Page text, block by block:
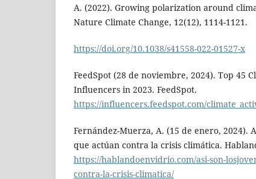
A. (2022). Growing polarization around
Nature Climate Change, 12(12), 1114-1121.
https://doi.org/10.1038/s41558-022-01527-x
FeedSpot (28 de noviembre, 2024). Top 45
Influencers in 2023. FeedSpot.
https://influencers.feedspot.com/
Fernández-Muerza, A. (15 de enero, 2024).
que actúan contra la crisis climática.
https://hablandoenvidrio.com/asi-son-
contra-la-crisis-climatica/